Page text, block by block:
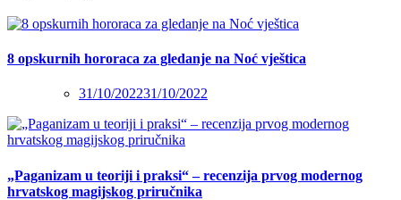
8 opskurnih hororaca za gledanje na Noć vještica
31/10/202231/10/2022
„Paganizam u teoriji i praksi“ – recenzija prvog modernog
hrvatskog magijskog priručnika